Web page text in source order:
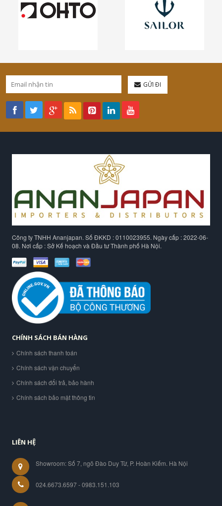
GỬI ĐI
Công ty TNHH Ananjapan. Số ĐKKD : 0110023955. Ngày cấp : 2022-06-
08. Nơi cấp : Sở Kế hoạch và Đầu tư Thành phố Hà Nội.
CHÍNH SÁCH BÁN HÀNG
Chính sách thanh toán
Chính sách vận chuyển
Chính sách đổi trả, bảo hành
Chính sách bảo mật thông tin
LIÊN HỆ
Showroom: Số 7, ngõ Đào Duy Từ, P. Hoàn Kiếm. Hà Nội
024.6673.6597 - 0983.151.103